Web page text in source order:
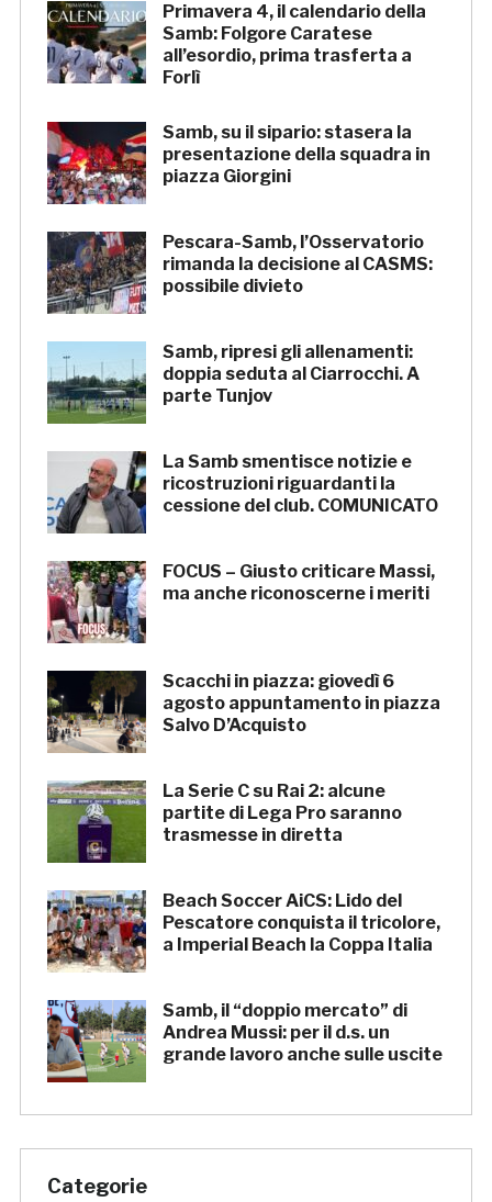
Primavera 4, il calendario della
Samb: Folgore Caratese
all’esordio, prima trasferta a
Forlì
Samb, su il sipario: stasera la
presentazione della squadra in
piazza Giorgini
Pescara-Samb, l’Osservatorio
rimanda la decisione al CASMS:
possibile divieto
Samb, ripresi gli allenamenti:
doppia seduta al Ciarrocchi. A
parte Tunjov
La Samb smentisce notizie e
ricostruzioni riguardanti la
cessione del club. COMUNICATO
FOCUS – Giusto criticare Massi,
ma anche riconoscerne i meriti
Scacchi in piazza: giovedì 6
agosto appuntamento in piazza
Salvo D’Acquisto
La Serie C su Rai 2: alcune
partite di Lega Pro saranno
trasmesse in diretta
Beach Soccer AiCS: Lido del
Pescatore conquista il tricolore,
a Imperial Beach la Coppa Italia
Samb, il “doppio mercato” di
Andrea Mussi: per il d.s. un
grande lavoro anche sulle uscite
Categorie